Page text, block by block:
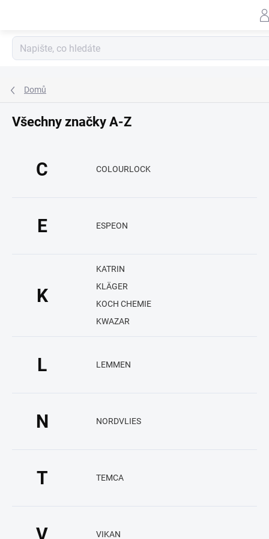
obsah
Domů
Všechny značky A-Z
C COLOURLOCK
E ESPEON
K
KATRIN
KLÄGER
KOCH CHEMIE
KWAZAR
L LEMMEN
N NORDVLIES
T TEMCA
V VIKAN